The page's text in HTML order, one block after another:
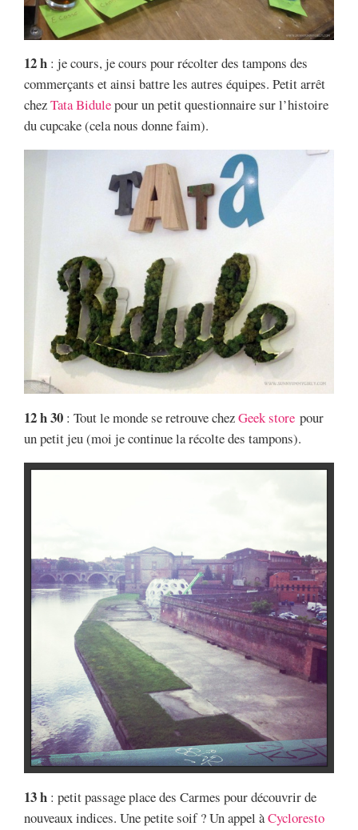
12 h : je cours, je cours pour récolter des tampons des
commerçants et ainsi battre les autres équipes. Petit arrêt
chezTata Bidulepour un petit questionnaire sur l’histoire
du cupcake (cela nous donne faim).
12 h 30 : Tout le monde se retrouve chezGeek store pour
un petit jeu (moi je continue la récolte des tampons).
13 h : petit passage place des Carmes pour découvrir de
nouveaux indices. Une petite soif ? Un appel àCycloresto